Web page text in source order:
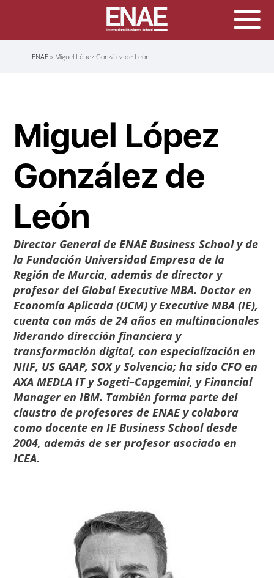
Sobrescribir
ENAE Miguel López González de León
Miguel López
González de
León
Director General deENAE Business Schooly de
la Fundación Universidad Empresa de la
Región de Murcia, además de director y
profesor del Global Executive MBA. Doctor en
Economía Aplicada (UCM) y Executive MBA (IE),
cuenta con más de 24 años en multinacionales
liderando dirección financiera y
transformación digital, con especialización en
NIIF, US GAAP, SOX y Solvencia; ha sido CFO en
AXA MEDLA IT y Sogeti–Capgemini, y Financial
Manager en IBM. También forma parte del
claustro de profesores de ENAEy colabora
como docente en IE Business School desde
2004, además de ser profesor asociado en
ICEA.